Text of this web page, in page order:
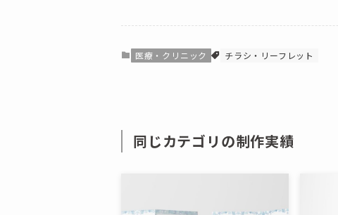
医療・クリニック チラシ・リーフレット
同じカテゴリの制作実績